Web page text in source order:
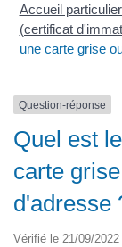
Accueil
(certificat
une carte grise
Question-réponse
Quel est
carte
d'adresse
Vérifié le 21/09/